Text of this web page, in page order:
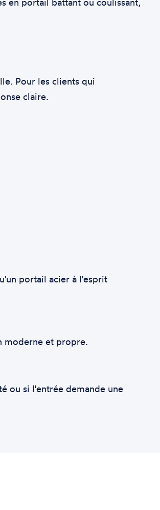
Pour les clients qui
claire.
portail acier à l'esprit
moderne et propre.
ou si l'entrée demande une